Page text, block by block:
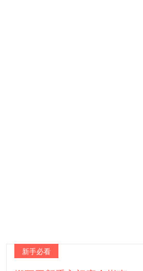
新手必看